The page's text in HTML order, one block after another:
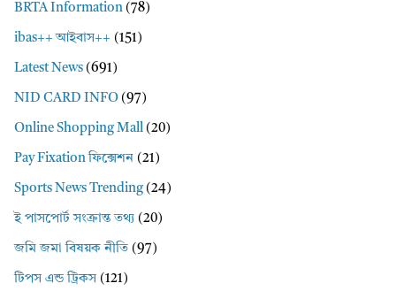
BRTA Information (78)
ibas++ আইবাস++ (151)
Latest News (691)
NID CARD INFO (97)
Online Shopping Mall (20)
Pay Fixation ফিক্সেশন (21)
Sports News Trending(24)
ই পাসপোর্ট সংক্রান্ত তথ্য (20)
জমি জমা বিষয়ক নীতি (97)
টিপস এন্ড ট্রিকস (121)